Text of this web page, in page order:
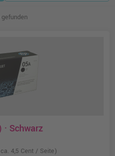
Schwarz
4,5 Cent / Seite)